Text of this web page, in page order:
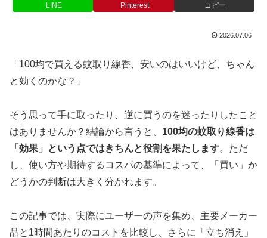
LINE Pinterest コピー
2026.07.06
「100均で買える蚊取り線香、安いのはいいけど、ちゃん
と効くのかな？」
そう思って手に取ったり、逆に買うのを迷ったりしたこと
はありませんか？結論から言うと、 100均の蚊取り線香は
「効果」という点ではきちんと役割を果たします。ただ
し、使い方や期待するコスパの基準によって、「買い」か
どうかの判断は大きく分かれます。
この記事では、実際にユーザーの声を集め、主要メーカー
品と1時間あたりのコストを比較し、さらに「立ち消え」